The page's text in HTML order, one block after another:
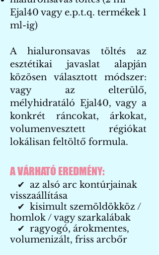
Ejal40 vagy e.p.t.q. termékek 1
ml-ig)
A hialuronsavas töltés az
esztétikai javaslat alapján
közösen választott módszer:
vagy az elterülő,
mélyhidratáló Ejal40, vagy a
konkrét ráncokat, árkokat,
volumenvesztett régiókat
lokálisan feltöltő formula.
A VÁRHATÓ EREDMÉNY:
✔ az alsó arc kontúrjainak
visszaállítása
✔ kisimult szemöldökköz /
homlok / vagy szarkalábak
✔ ragyogó, árokmentes,
volumenizált, friss arcbőr